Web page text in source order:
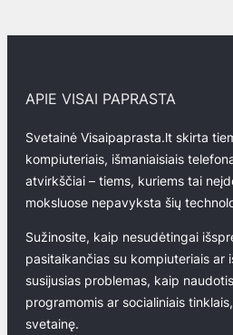
APIE VISAI PAPRASTA
Svetainė Visaipaprasta.lt skirta
kompiuteriais, išmaniaisiais
atvirkščiai – tiems, kuriems tai
moksluose nepavyksta šių
Sužinosite, kaip nesudėtingai
pasitaikančias su kompiuteriais ar
susijusias problemas, kaip
programomis ar socialiniais
svetainę.